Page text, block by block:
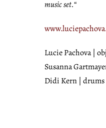
music set.“
Lucie Pachova |
Susanna
Didi Kern | drums